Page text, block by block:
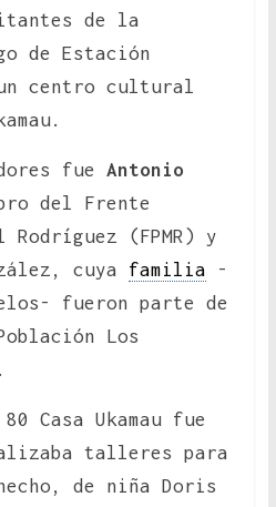
de la
de Estación
centro cultural
fue Antonio
del Frente
(FPMR) y
cuya familia -
fueron parte de
Los
Casa Ukamau fue
talleres para
de niña Doris